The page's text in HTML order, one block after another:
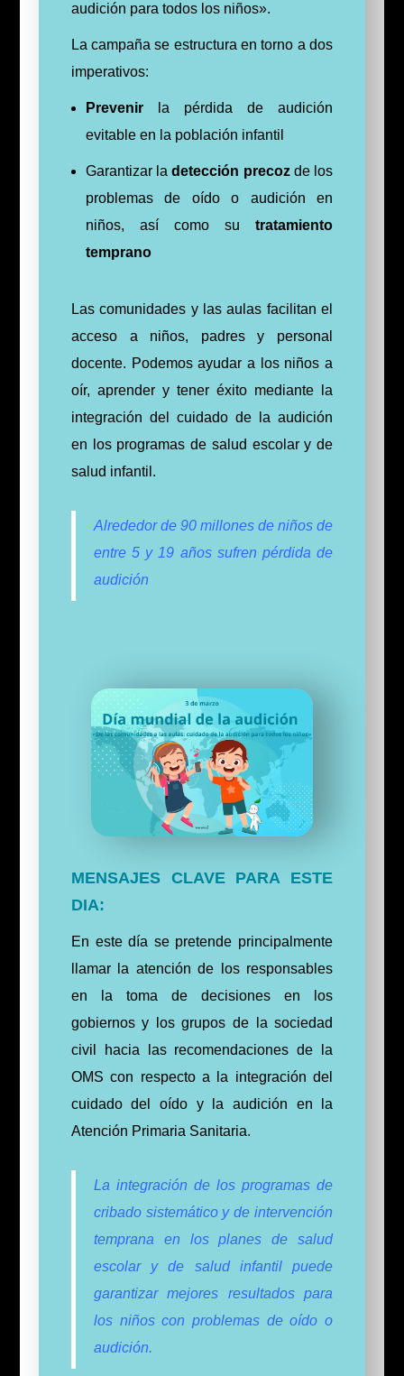
audición para todos los niños».
La campaña se estructura en torno a dos
imperativos:
Prevenir
la pérdida de audición
evitable en la población infantil
Garantizar ladetección precozde los
problemas de oído o audición en
niños, así como sutratamiento
temprano
Las comunidades y las aulas facilitan el
acceso a niños, padres y personal
docente. Podemos ayudar a los niños a
oír, aprender y tener éxito mediante la
integración del cuidado de la audición
en los programas de salud escolar y de
salud infantil.
Alrededor de 90 millones de niños de
entre 5 y 19 años sufren pérdida de
audición
MENSAJES CLAVE PARA ESTE
DIA:
En este día se pretende principalmente
llamar la atención de los responsables
en la toma de decisiones en los
gobiernos y los grupos de la sociedad
civil hacia las recomendaciones de la
OMS con respecto a la integración del
cuidado del oído y la audición en la
Atención Primaria Sanitaria.
La integración de los programas de
cribado sistemático y de intervención
temprana en los planes de salud
escolar y de salud infantil puede
garantizar mejores resultados para
los niños con problemas de oído o
audición.